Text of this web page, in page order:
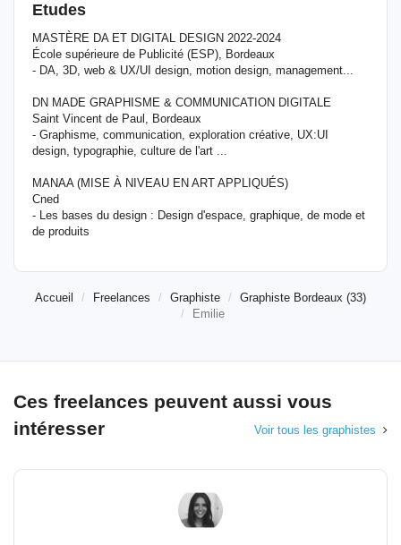
Etudes
MASTÈRE DA ET DIGITAL DESIGN 2022-2024
École supérieure de Publicité (ESP), Bordeaux
- DA, 3D, web & UX/UI design, motion design, management...
DN MADE GRAPHISME & COMMUNICATION DIGITALE
Saint Vincent de Paul, Bordeaux
- Graphisme, communication, exploration créative, UX:UI
design, typographie, culture de l'art ...
MANAA (MISE À NIVEAU EN ART APPLIQUÉS)
Cned
- Les bases du design : Design d'espace, graphique, de mode et
de produits
Accueil Freelances Graphiste
Graphiste Bordeaux (33)
Emilie
Ces freelances peuvent aussi vous
intéresser
Voir tous les graphistes